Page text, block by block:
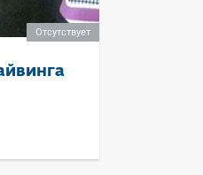
Отсутствует